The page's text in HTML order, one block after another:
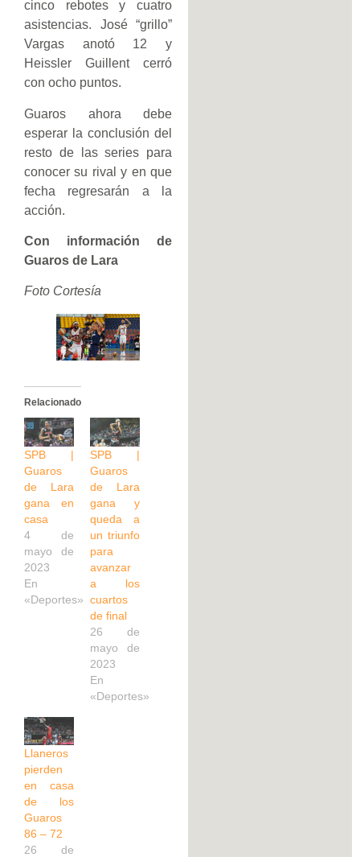
cinco rebotes y cuatro
asistencias. José “grillo”
Vargas anotó 12 y
Heissler Guillent cerró
con ocho puntos.
Guaros ahora debe
esperar la conclusión del
resto de las series para
conocer su rival y en que
fecha regresarán a la
acción.
Con información de
Guaros de Lara
Foto Cortesía
Relacionado
SPB |
Guaros
de Lara
gana en
casa
4 de
mayo de
2023
En
«Deportes»
SPB |
Guaros
de Lara
gana y
queda a
un triunfo
para
avanzar
a los
cuartos
de final
26 de
mayo de
2023
En
«Deportes»
Llaneros
pierden
en casa
de los
Guaros
86 – 72
26 de